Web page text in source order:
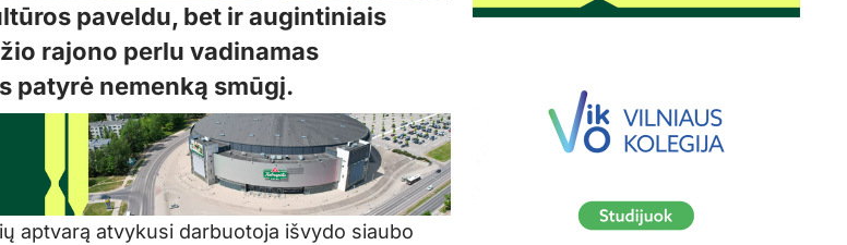
paveldu, bet ir augintiniais
rajono perlu vadinamas
patyrė nemenką smūgį.
aptvarą atvykusi darbuotoja išvydo siaubo